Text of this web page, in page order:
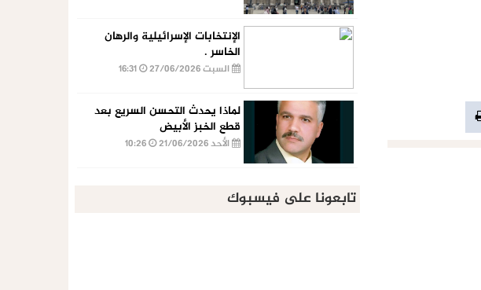
الإنتخابات الإسرائيلية والرهان
الخاسر .
السبت 27/06/2026
لماذا يحدث التحسن السريع بعد
قطع الخبز الأبيض
الأحد 21/06/2026
تابعونا على فيسبوك